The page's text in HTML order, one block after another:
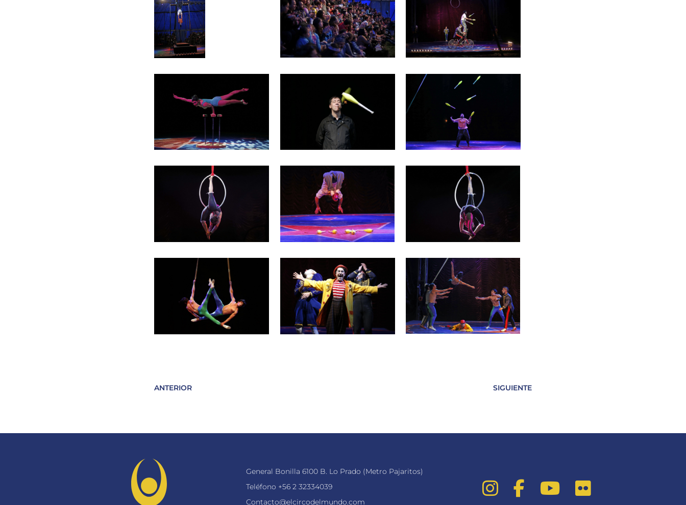
ANTERIOR SIGUIENTE
General Bonilla 6100 B. Lo Prado (Metro Pajaritos)
Teléfono +56 2 32334039
Contacto@elcircodelmundo.com